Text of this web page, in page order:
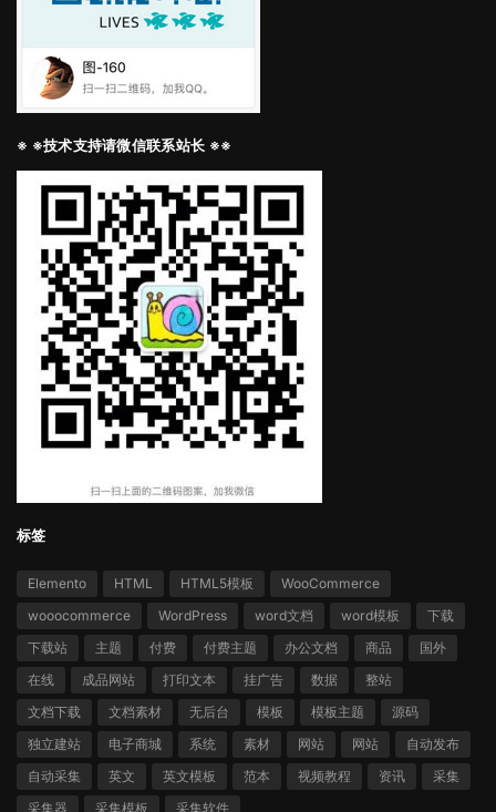
※ ※技术支持请微信联系站长 ※※
标签
Elemento HTML HTML5模板
WooCommerce
wooocommerce
WordPress word文档 word模板
下载
下载站
主题 付费 付费主题 办公文档 商品
国外
在线
成品网站 打印文本 挂广告 数据
整站
文档下载
文档素材 无后台 模板 模板主题
源码
独立建站
电子商城 系统 素材 网站 网站
自动发布
自动采集
英文 英文模板 范本 视频教程 资讯
采集
采集器
采集模板 采集软件